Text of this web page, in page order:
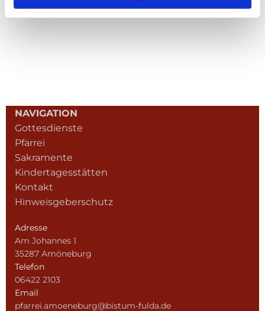
NAVIGATION
Gottesdienste
Pfarrei
Sakramente
Kindertagesstätten
Kontakt
Hinweisgeberschutz
Adresse
Am Johannes 1
35287 Amöneburg
Telefon
06422 2103
Email
pfarrei.amoeneburg@bistum-fulda.de